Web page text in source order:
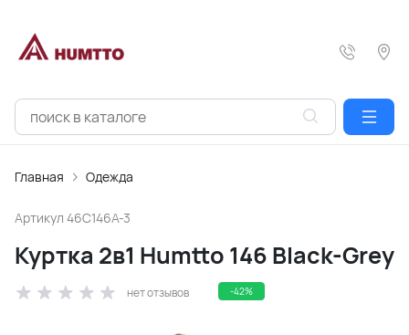
Главная Одежда
Артикул 46C146A-3
Куртка 2в1 Humtto 146 Black-Grey
нет отзывов -42%